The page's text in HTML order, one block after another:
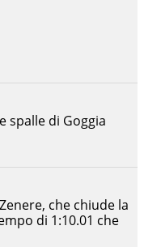
che chiude la
di 1:10.01 che
spalle di Goggia